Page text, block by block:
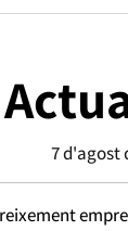
7 d'agost